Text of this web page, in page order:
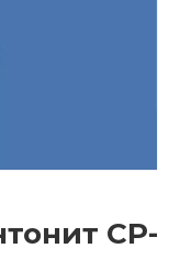
CP-